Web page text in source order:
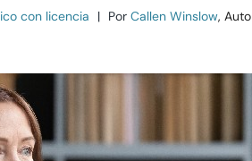
con licencia | Por Callen Winslow,